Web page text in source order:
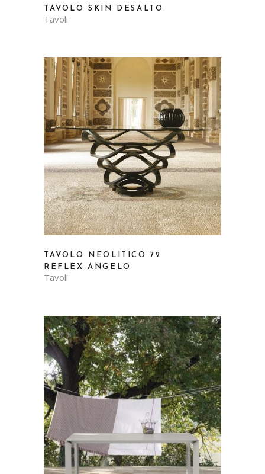
TAVOLO SKIN DESALTO
Tavoli
TAVOLO NEOLITICO 72
REFLEX ANGELO
Tavoli